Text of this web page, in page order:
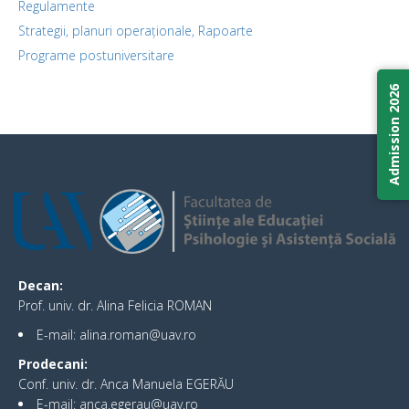
Regulamente
Strategii, planuri operaționale, Rapoarte
Programe postuniversitare
Decan:
Prof. univ. dr. Alina Felicia ROMAN
E-mail: alina.roman@uav.ro
Prodecani:
Conf. univ. dr. Anca Manuela EGERĂU
E-mail: anca.egerau@uav.ro
Admission 2026